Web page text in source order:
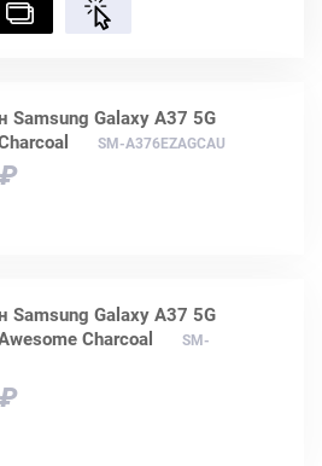
Samsung Galaxy A37 5G
SM-A376EZAGCAU
Samsung Galaxy A37 5G
Charcoal
SM-